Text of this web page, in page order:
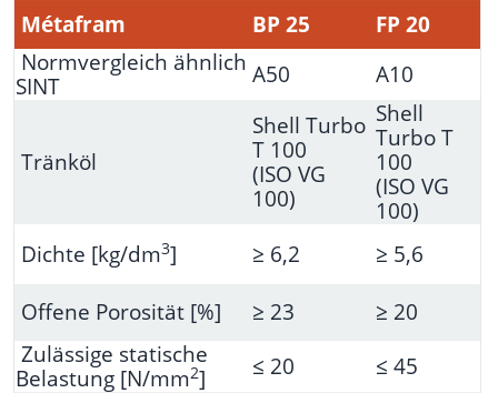
Métafram BP 25
FP 20
Normvergleich ähnlich
SINT
A50 A10
Tränköl
Shell Turbo
T 100
(ISO VG
100)
Shell
Turbo T
100
(ISO VG
100)
Dichte [kg/dm3] ≥ 6,2 ≥ 5,6
Offene Porosität [%] ≥ 23
≥ 20
Zulässige statische
Belastung [N/mm2] ≤ 20
≤ 45